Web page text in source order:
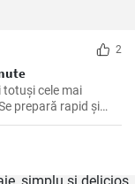
2
totuși cele mai
prepară rapid și
Am învățat această
de nenumărate ori,
sunt, bineînțeles,